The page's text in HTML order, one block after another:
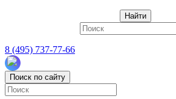
Найти
8 (495) 737-77-66
Поиск по сайту